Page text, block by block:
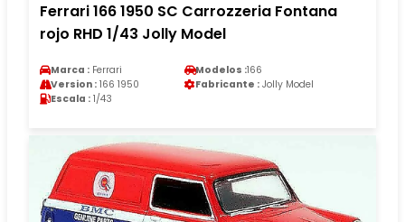
Ferrari 166 1950 SC Carrozzeria Fontana
rojo RHD 1/43 Jolly Model
Marca : Ferrari Modelos :166
Version : 166 1950 Fabricante : Jolly Model
Escala : 1/43